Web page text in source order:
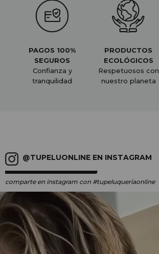
PAGOS 100%
SEGUROS
Confianza y
tranquilidad
PRODUCTOS
ECOLÓGICOS
Respetuosos con
nuestro planeta
@TUPELUONLINE EN INSTAGRAM
comparte en instagram con #tupeluqueriaonline